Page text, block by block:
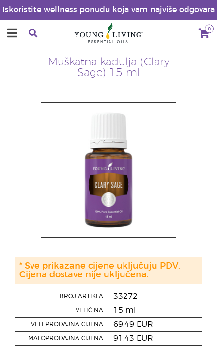
Iskoristite wellness ponudu koja vam najviše odgovara
0
Muškatna kadulja (Clary
Sage) 15 ml
BROJ ARTIKLA 33272
VELIČINA 15 ml
VELEPRODAJNA CIJENA 69,49 EUR
MALOPRODAJNA CIJENA 91,43 EUR
* Sve prikazane cijene uključuju PDV.
Cijena dostave nije uključena.